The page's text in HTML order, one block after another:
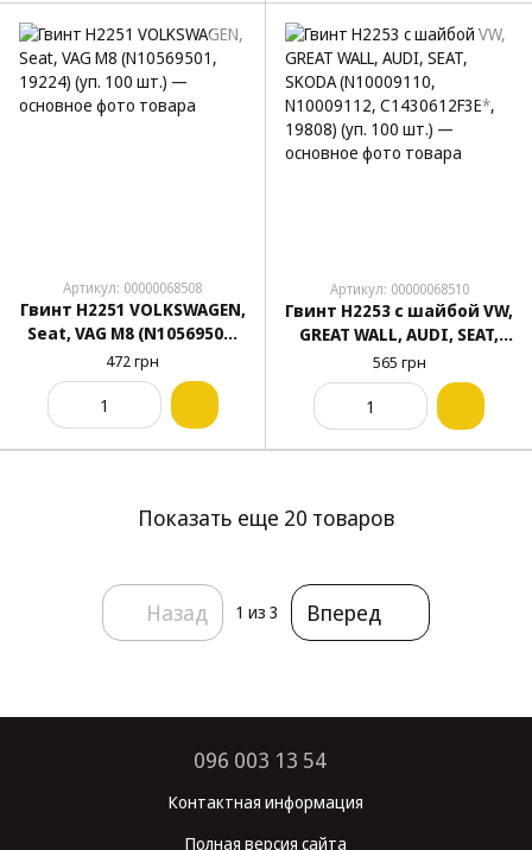
Артикул: 00000068508
Гвинт H2251 VOLKSWAGEN,
Seat, VAG M8 (N10569501,
19224) (уп. 100 шт.)
472 грн
Артикул: 00000068510
Гвинт H2253 с шайбой VW,
GREAT WALL, AUDI, SEAT,
SKODA (N10009110,
N10009112, C1430612F3E*,
19808) (уп. 100 шт.)
565 грн
Показать еще 20 товаров
Назад 1 из 3 Вперед
096 003 13 54
Контактная информация
Полная версия сайта